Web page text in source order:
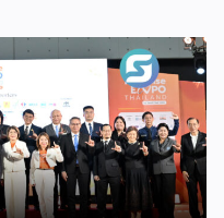
ที่อยู่ในการส่งเสริมสนับสนุน
ณ์ อธิบดีกรมพัฒนาธุรกิจ
หลังเป็นประธานเปิดงาน
ย สมาร์ท เอสเอ็มอี เอ็กซ์
Smart SME Expo)” ซึ่ง
จัดขึ้นโดย บริษัท พีเอ็มจี
าพของผู้ประกอบการและ
านระบบแฟรนไชส์ […]